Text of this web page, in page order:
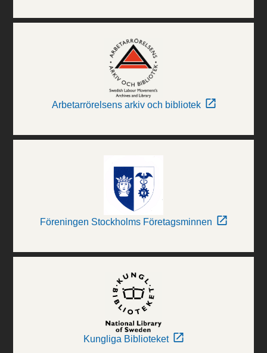
Arbetarrörelsens arkiv och bibliotek
Föreningen Stockholms Företagsminnen
Kungliga Biblioteket